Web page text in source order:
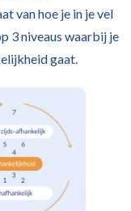
van hoe je in je vel
3 niveaus waarbij je
gaat.